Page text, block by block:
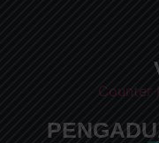
Counter